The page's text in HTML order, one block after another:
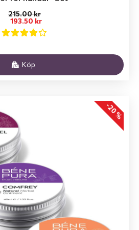
193.50 kr
215.00 kr
Köp
-20 %